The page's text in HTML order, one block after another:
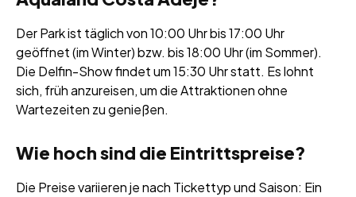
Der Park ist täglich von 10:00 Uhr bis 17:00 Uhr
geöffnet (im Winter) bzw. bis 18:00 Uhr (im Sommer).
Die Delfin-Show findet um 15:30 Uhr statt. Es lohnt
sich, früh anzureisen, um die Attraktionen ohne
Wartezeiten zu genießen.
Wie hoch sind die Eintrittspreise?
Die Preise variieren je nach Tickettyp und Saison: Ein